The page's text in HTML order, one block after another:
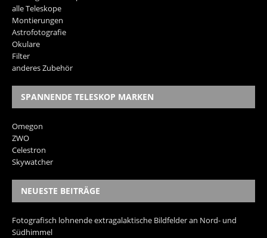
alle Teleskope
Montierungen
Astrofotografie
Okulare
Filter
anderes Zubehör
SPANNENDE TELESKOP MARKEN
Omegon
ZWO
Celestron
Skywatcher
NEUESTE BEITRÄGE
Fotografisch lohnende extragalaktische Bildfelder an Nord- und
Südhimmel